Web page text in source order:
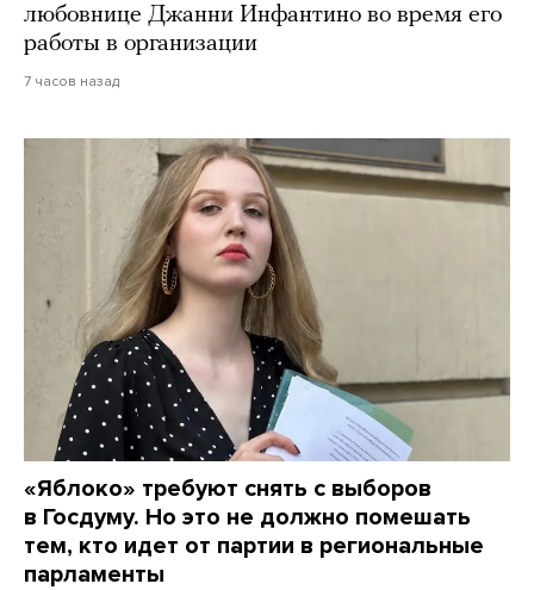
любовнице Джанни Инфантино во время его
работы в организации
7 часов назад
«Яблоко» требуют снять с выборов
в Госдуму. Но это не должно помешать
тем, кто идет от партии в региональные
парламенты